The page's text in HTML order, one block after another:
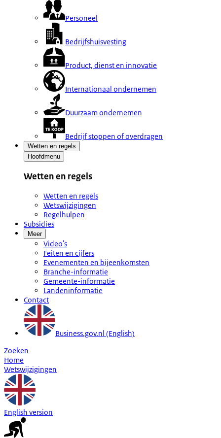
Personeel
Bedrijfshuisvesting
Product, dienst en innovatie
Internationaal ondernemen
Duurzaam ondernemen
Bedrijf stoppen of overdragen
Wetten en regels
Hoofdmenu
Wetten en regels
Wetten en regels
Wetswijzigingen
Regelhulpen
Subsidies
Meer
Video's
Feiten en cijfers
Evenementen en bijeenkomsten
Branche-informatie
Gemeente-informatie
Landeninformatie
Contact
Business.gov.nl (English)
Zoeken
Home
Wetswijzigingen
English version